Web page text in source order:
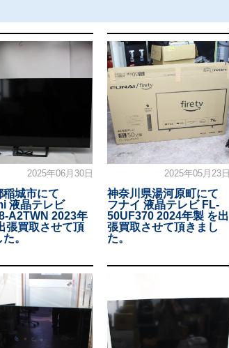
2025年06月30日
稲城市にて
液晶テレビ
A2TWN 2023年
張買取させて頂
。
2025年05月23日
神奈川県湯河原町にて
フナイ 液晶テレビ FL-
50UF370 2024年製 を出
張買取させて頂きまし
た。